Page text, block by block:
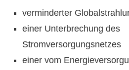
verminderter
einer Unterbrechung des
Stromversorgungsnetzes
einer vom